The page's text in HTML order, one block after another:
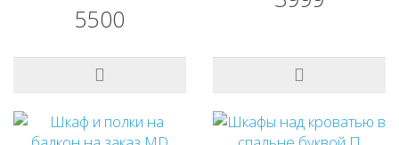
5500